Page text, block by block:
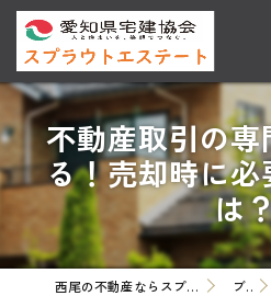
不動産取引の
る！売却時に
は
西尾の不動産ならスプラウトエステート株式会社 ブログ